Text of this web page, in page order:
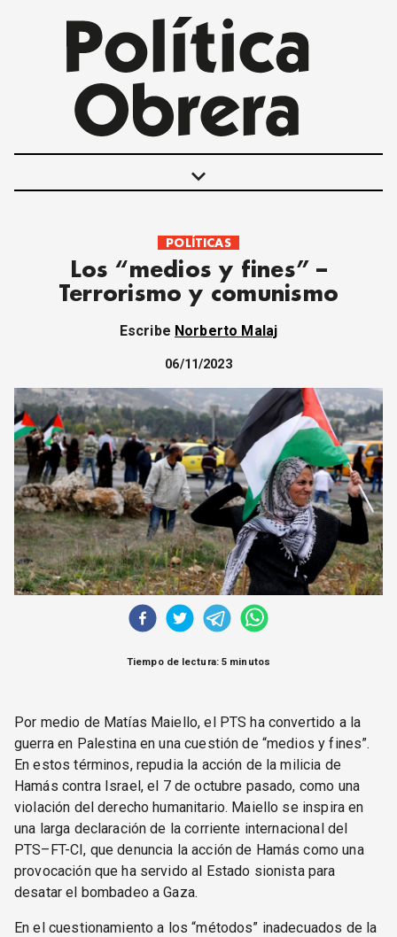
keyboard_arrow_down
POLÍTICAS
INTERNACIONALES
MOVIMIENTO OBRERO
ECONOMÍA
SOCIEDAD Y CULTURA
JUVENTUD
CORREO DE LECTORES
DEBATE
ARCHIVO
DECLARACIONES
OPINIÓN
ALTAMIRA RESPONDE
Política Obrera Revista
CONTACTO
POLÍTICAS
Los “medios y fines” –
Terrorismo y comunismo
Escribe Norberto Malaj
06/11/2023
Tiempo de lectura: 5 minutos
Por medio de Matías Maiello, el PTS ha convertido a la
guerra en Palestina en una cuestión de “medios y fines”.
En estos términos, repudia la acción de la milicia de
Hamás contra Israel, el 7 de octubre pasado, como una
violación del derecho humanitario. Maiello se inspira en
una larga declaración de la corriente internacional del
PTS–FT-CI, que denuncia la acción de Hamás como una
provocación que ha servido al Estado sionista para
desatar el bombadeo a Gaza.
En el cuestionamiento a los “métodos” inadecuados de la